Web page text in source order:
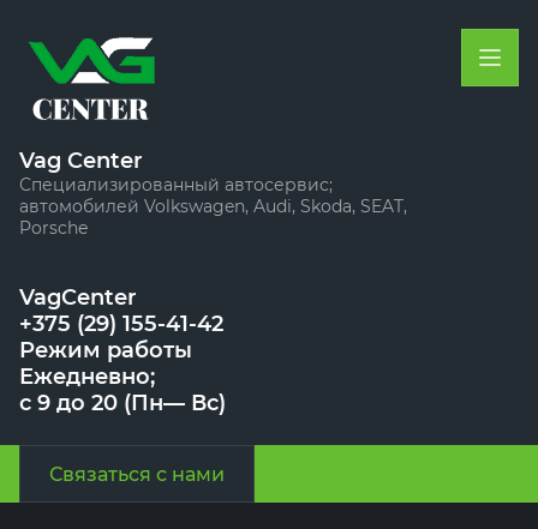
Vag Center
Специализированный автосервис;
автомобилей Volkswagen, Audi, Skoda, SEAT,
Porsche
VagCenter
+375 (29) 155-41-42
Режим работы
Ежедневно;
с 9 до 20 (Пн— Вс)
Связаться с нами